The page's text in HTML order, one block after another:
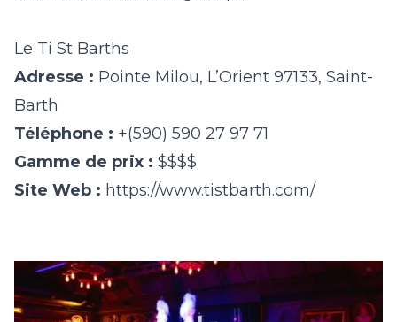
Le Ti St Barths
Adresse : Pointe Milou, L’Orient 97133, Saint-
Barth
Téléphone : +(590) 590 27 97 71
Gamme de prix : $$$$
Site Web : https://www.tistbarth.com/